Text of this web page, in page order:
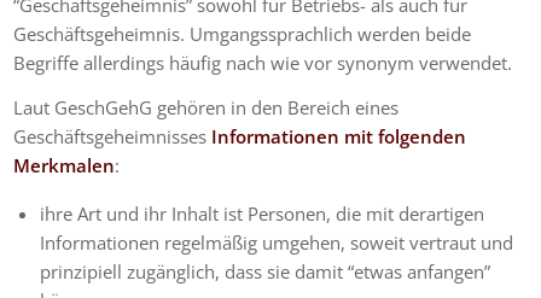
“Geschäftsgeheimnis” sowohl für Betriebs- als auch für
Geschäftsgeheimnis. Umgangssprachlich werden beide
Begriffe allerdings häufig nach wie vor synonym verwendet.
Laut GeschGehG gehören in den Bereich eines
Geschäftsgeheimnisses Informationen mit folgenden
Merkmalen:
ihre Art und ihr Inhalt ist Personen, die mit derartigen
Informationen regelmäßig umgehen, soweit vertraut und
prinzipiell zugänglich, dass sie damit “etwas anfangen”